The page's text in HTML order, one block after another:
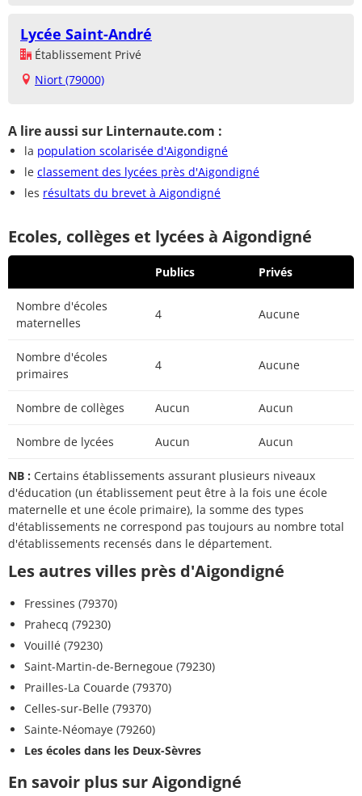
Lycée Saint-André
Établissement Privé
Niort (79000)
A lire aussi sur Linternaute.com :
la population scolarisée d'Aigondigné
le classement des lycées près d'Aigondigné
les résultats du brevet à Aigondigné
Ecoles, collèges et lycées à Aigondigné
Publics Privés
Nombre d'écoles
maternelles
4 Aucune
Nombre d'écoles
primaires
4 Aucune
Nombre de collèges Aucun Aucun
Nombre de lycées Aucun Aucun
NB : Certains établissements assurant plusieurs niveaux
d'éducation (un établissement peut être à la fois une école
maternelle et une école primaire), la somme des types
d'établissements ne correspond pas toujours au nombre total
d'établissements recensés dans le département.
Les autres villes près d'Aigondigné
Fressines (79370)
Prahecq (79230)
Vouillé (79230)
Saint-Martin-de-Bernegoue (79230)
Prailles-La Couarde (79370)
Celles-sur-Belle (79370)
Sainte-Néomaye (79260)
Les écoles dans les Deux-Sèvres
En savoir plus sur Aigondigné